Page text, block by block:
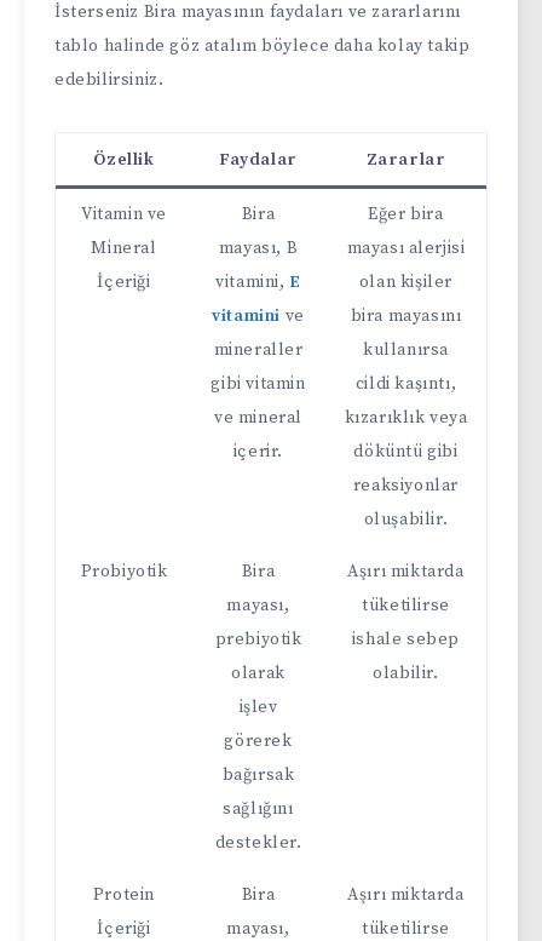
İsterseniz Bira mayasının faydaları ve zararlarını
tablo halinde göz atalım böylece daha kolay takip
edebilirsiniz.
Özellik Faydalar Zararlar
Vitamin ve
Mineral
İçeriği
Bira
mayası, B
vitamini,E
vitamini ve
mineraller
gibi vitamin
ve mineral
içerir.
Eğer bira
mayası alerjisi
olan kişiler
bira mayasını
kullanırsa
cildi kaşıntı,
kızarıklık veya
döküntü gibi
reaksiyonlar
oluşabilir.
Probiyotik
Bira
mayası,
prebiyotik
olarak
işlev
görerek
bağırsak
sağlığını
destekler.
Aşırı miktarda
tüketilirse
ishale sebep
olabilir.
Protein
İçeriği
Bira
mayası,
Aşırı miktarda
tüketilirse